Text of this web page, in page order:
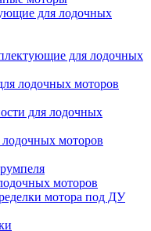
для лодочных
для лодочных
лодочных моторов
для лодочных
моторов
моторов
мотора под ДУ